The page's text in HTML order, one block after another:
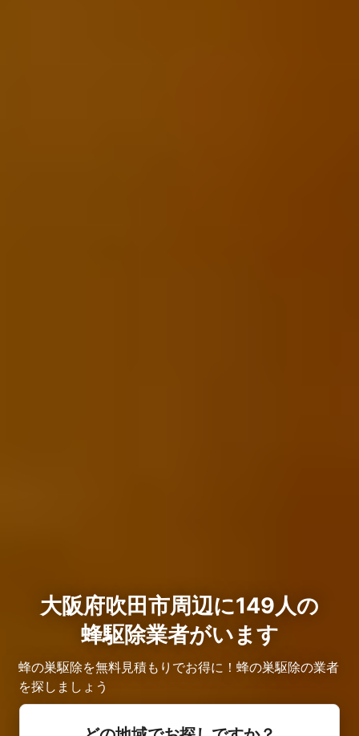
大阪府吹田市周辺に149人の
蜂駆除業者がいます
蜂の巣駆除を無料見積もりでお得に！蜂の巣駆除の業者
を探しましょう